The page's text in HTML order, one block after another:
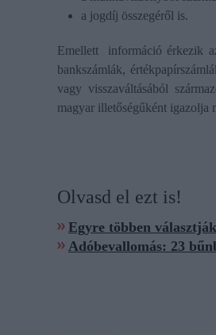
a jogdíj összegéről is.
Emellett információ érkezik
bankszámlák,
vagy visszaváltásából
magyar illetőségűként igazolja
Olvasd el ezt is!
Egyre többen
Adóbevallomás: 23